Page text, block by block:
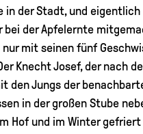
in der Stadt, und
bei der Apfelernte
mit seinen fünf
Knecht Josef, der nach
den Jungs der
in der großen Stube
und im Winter gefriert